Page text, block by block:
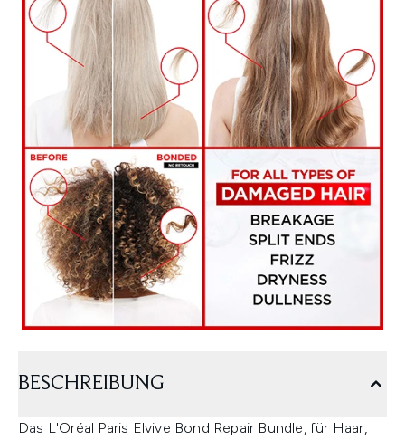
BESCHREIBUNG
Das L'Oréal Paris Elvive Bond Repair Bundle, für Haar,